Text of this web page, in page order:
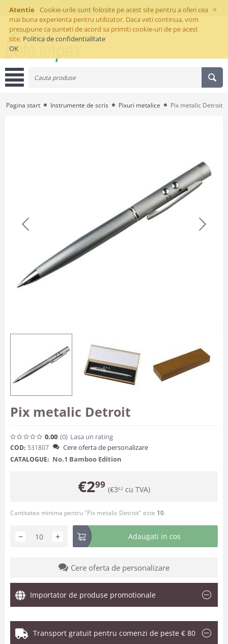
×
Atentie
Cookie-urile sunt folosite pe acest site pentru a oferi cea
mai buna experienta pentru utilizator. Daca veti continua, vom
presupune ca sunteti de acord sa primiti cookie-uri de pe acest
site. Politica de confidentialitate
OK
Pagina start Instrumente de scris Pixuri metalice Pix metalic Detroit
Pix metalic Detroit
0.00 (0) Lasa un rating
COD: 531807 Cere oferta de personalizare
CATALOGUE: No.1 Bamboo Edition
€299 (€362 cu TVA)
Cantitatea minima pentru "Pix metalic Detroit" este 10.
+
− Adaugati in cos
Cere oferta de personalizare
Importator de produse promotionale
Transport gratuit pentru comenzi de peste € 80